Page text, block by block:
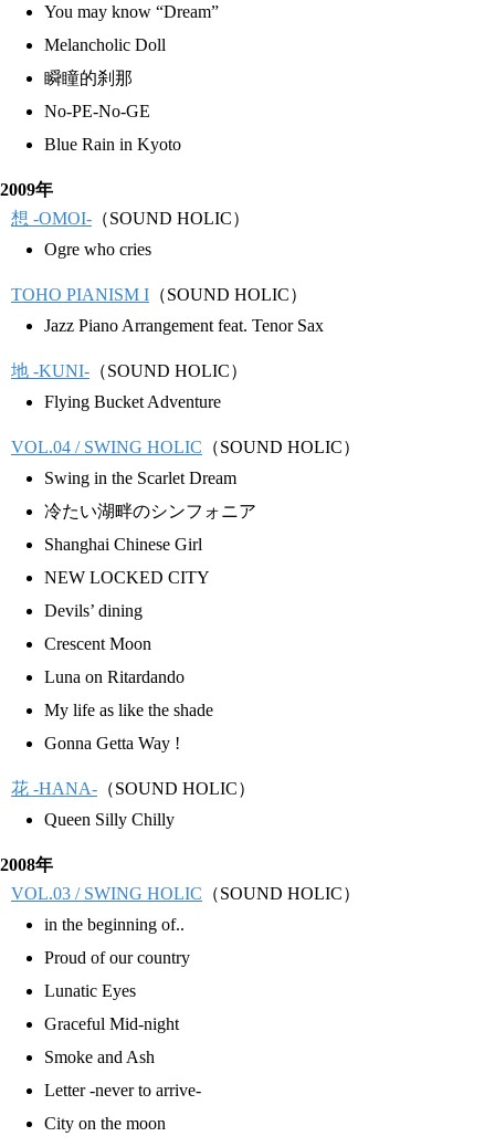
You may know “Dream”
Melancholic Doll
瞬瞳的刹那
No-PE-No-GE
Blue Rain in Kyoto
2009年
想 -OMOI- （SOUND HOLIC）
Ogre who cries
TOHO PIANISM I （SOUND HOLIC）
Jazz Piano Arrangement feat. Tenor Sax
地 -KUNI- （SOUND HOLIC）
Flying Bucket Adventure
VOL.04 / SWING HOLIC （SOUND HOLIC）
Swing in the Scarlet Dream
冷たい湖畔のシンフォニア
Shanghai Chinese Girl
NEW LOCKED CITY
Devils’ dining
Crescent Moon
Luna on Ritardando
My life as like the shade
Gonna Getta Way !
花 -HANA- （SOUND HOLIC）
Queen Silly Chilly
2008年
VOL.03 / SWING HOLIC （SOUND HOLIC）
in the beginning of..
Proud of our country
Lunatic Eyes
Graceful Mid-night
Smoke and Ash
Letter -never to arrive-
City on the moon